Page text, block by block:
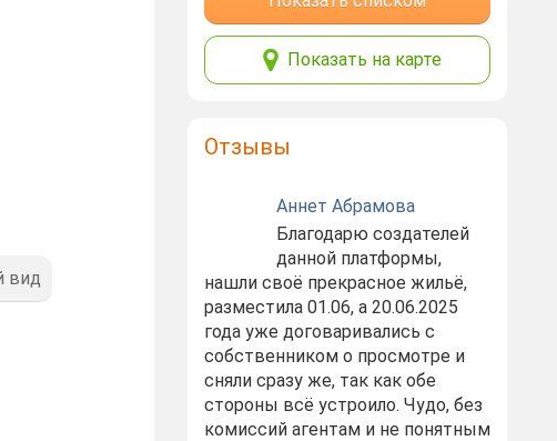
вид
Показать на карте
Отзывы
Аннет Абрамова
Благодарю создателей
данной платформы,
нашли своё прекрасное жильё,
разместила 01.06, а 20.06.2025
года уже договаривались с
собственником о просмотре и
сняли сразу же, так как обе
стороны всё устроило. Чудо, без
комиссий агентам и не понятным